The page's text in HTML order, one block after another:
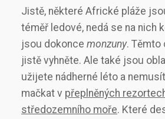
Jistě, některé Africké pláže
téměř ledové, nedá se na nich
jsou dokonce monzuny. Těmto
jistě vyhněte. Ale také jsou
užijete nádherné léto a
mačkat v přeplněných
středozemního moře. Které